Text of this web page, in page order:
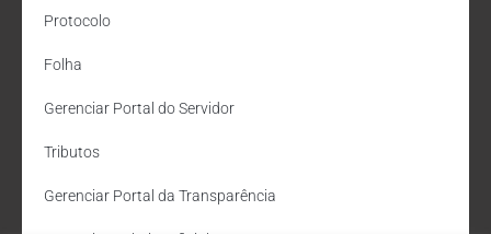
Protocolo
Folha
Gerenciar Portal do Servidor
Tributos
Gerenciar Portal da Transparência